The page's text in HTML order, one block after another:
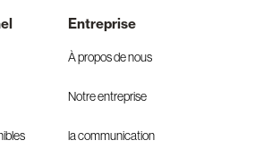
Entreprise
À propos de nous
Notre entreprise
la communication